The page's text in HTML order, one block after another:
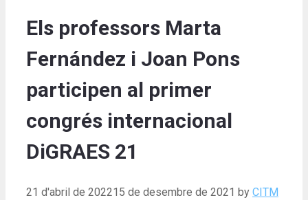
Els professors Marta
Fernández i Joan Pons
participen al primer
congrés internacional
DiGRAES 21
21 d'abril de 202215 de desembre de 2021 by CITM